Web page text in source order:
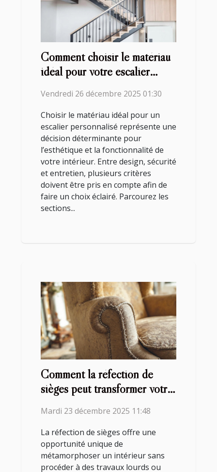
Comment choisir le matériau
idéal pour votre escalier
Vendredi 26 décembre 2025 01:30
Choisir le matériau idéal pour un
escalier personnalisé représente une
décision déterminante pour
l’esthétique et la fonctionnalité de
votre intérieur. Entre design, sécurité
et entretien, plusieurs critères
doivent être pris en compte afin de
faire un choix éclairé. Parcourez les
sections...
Comment la réfection de
sièges peut transformer votre
Mardi 23 décembre 2025 11:48
La réfection de sièges offre une
opportunité unique de
métamorphoser un intérieur sans
procéder à des travaux lourds ou